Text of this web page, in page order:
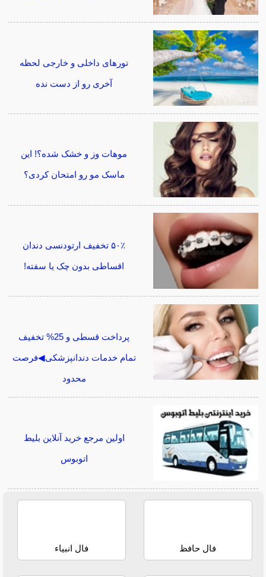
تورهای داخلی و خارجی لحظه
آخری رو از دست نده
موهات وز و خشک شده؟! این
ماسک مو رو امتحان کردی؟
۵۰٪ تخفیف ارتودنسی دندان
اقساطی بدون چک یا سفته!
پرداخت قسطی و 25% تخفیف
تمام خدمات دندانپزشکی◀فرصت
محدود
اولین مرجع خرید آنلاین بلیط
اتوبوس
فال حافظ فال انبیاء